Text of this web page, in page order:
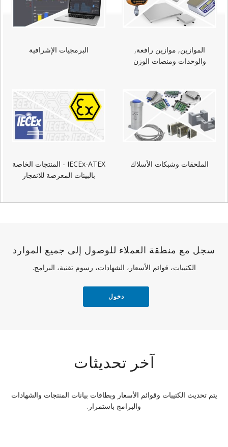
الموازين, موازين رافعة,
والوحدات ومنصات الوزن
البرمجيات الإشرافية
الملحقات وشبكات الأسلاك
IECEx-ATEX - المنتجات الخاصة
بالبيئات المعرضة للانفجار
سجل مع منطقة العملاء للوصول إلى جميع الموارد
الكتيبات، قوائم الأسعار، الشهادات، رسوم تقنية، البرامج.
دخول
آخر تحديثات
يتم تحديث الكتيبات وقوائم الأسعار وبطاقات بيانات المنتجات والشهادات
والبرامج باستمرار.